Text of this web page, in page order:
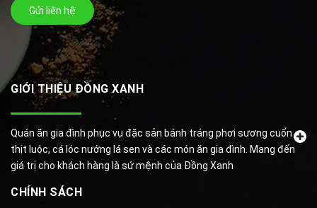
Gửi liên hệ
GIỚI THIỆU ĐỒNG XANH
Quán ăn gia đình phục vụ đặc sản bánh tráng phơi sương cuốn
thịt luộc, cá lóc nướng lá sen và các món ăn gia đình. Mang đến
giá trị cho khách hàng là sứ mệnh của Đồng Xanh
CHÍNH SÁCH